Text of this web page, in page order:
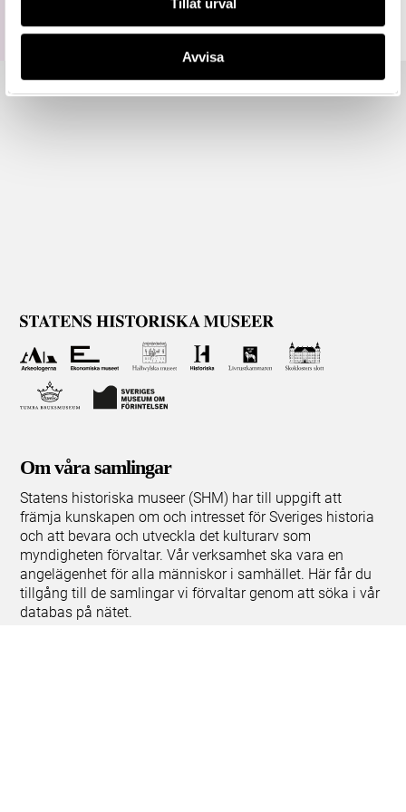
Tillåt urval
Avvisa
Om våra samlingar
Statens historiska museer (SHM) har till uppgift att
främja kunskapen om och intresset för Sveriges historia
och att bevara och utveckla det kulturarv som
myndigheten förvaltar. Vår verksamhet ska vara en
angelägenhet för alla människor i samhället. Här får du
tillgång till de samlingar vi förvaltar genom att söka i vår
databas på nätet.